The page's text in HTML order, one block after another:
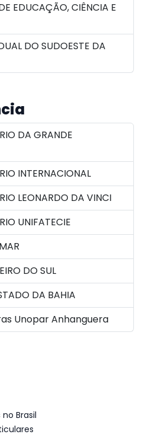
EDUCAÇÃO, CIÊNCIA E
DO SUDOESTE DA
DA GRANDE
INTERNACIONAL
LEONARDO DA VINCI
UNIFATECIE
DO SUL
DA BAHIA
Unopar Anhanguera
Brasil